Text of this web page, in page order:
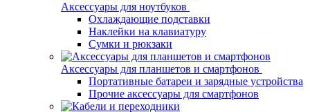
Аксессуары для ноутбуков
Охлаждающие подставки
Наклейки на клавиатуру
Сумки и рюкзаки
Аксессуары для планшетов и смартфонов
Портативные батареи и зарядные устройства
Прочие аксессуары для смартфонов